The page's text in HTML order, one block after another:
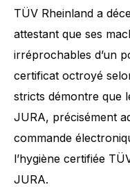
TÜV Rheinland a
attestant que ses
irréprochables d’un
certificat octroyé
stricts démontre que
JURA, précisément
commande
l’hygiène certifiée
JURA.